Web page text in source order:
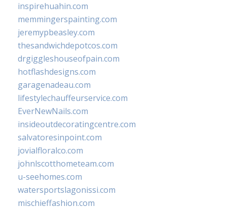
inspirehuahin.com
memmingerspainting.com
jeremypbeasley.com
thesandwichdepotcos.com
drgiggleshouseofpain.com
hotflashdesigns.com
garagenadeau.com
lifestylechauffeurservice.com
EverNewNails.com
insideoutdecoratingcentre.com
salvatoresinpoint.com
jovialfloralco.com
johnlscotthometeam.com
u-seehomes.com
watersportslagonissi.com
mischieffashion.com